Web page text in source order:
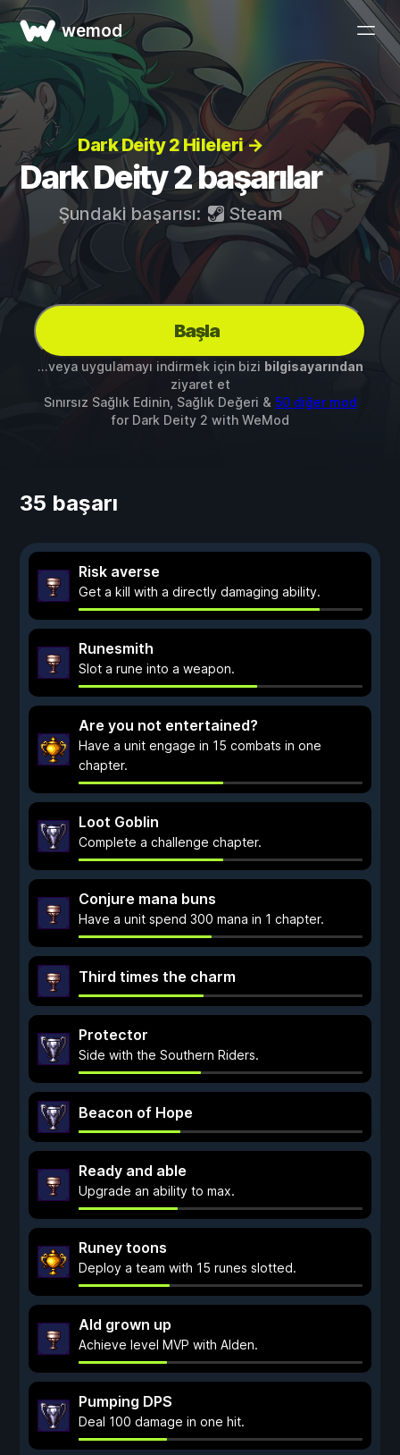
wemod
Dark Deity 2 Hileleri →
Dark Deity 2 başarılar
Şundaki başarısı: Steam
Başla
...veya uygulamayı indirmek için bizi bilgisayarından
ziyaret et
Sınırsız Sağlık Edinin, Sağlık Değeri & 50 diğer mod
for Dark Deity 2 with WeMod
35 başarı
Risk averse
Get a kill with a directly damaging ability.
Runesmith
Slot a rune into a weapon.
Are you not entertained?
Have a unit engage in 15 combats in one
chapter.
Loot Goblin
Complete a challenge chapter.
Conjure mana buns
Have a unit spend 300 mana in 1 chapter.
Third times the charm
Protector
Side with the Southern Riders.
Beacon of Hope
Ready and able
Upgrade an ability to max.
Runey toons
Deploy a team with 15 runes slotted.
Ald grown up
Achieve level MVP with Alden.
Pumping DPS
Deal 100 damage in one hit.